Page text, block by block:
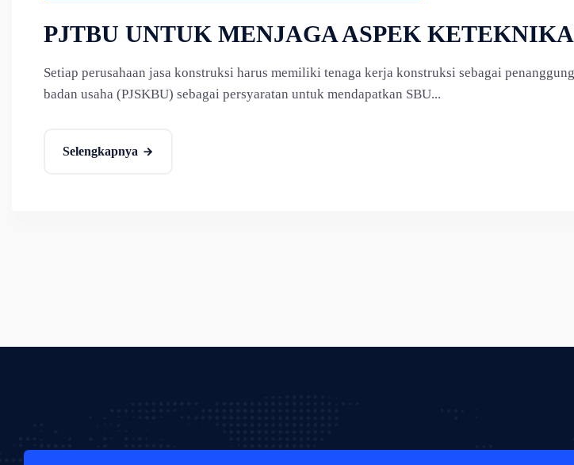
PJTBU UNTUK MENJAGA ASPEK
Setiap perusahaan jasa konstruksi harus memiliki tenaga kerja konstruksi sebagai
badan usaha (PJSKBU) sebagai persyaratan untuk mendapatkan SBU...
Selengkapnya